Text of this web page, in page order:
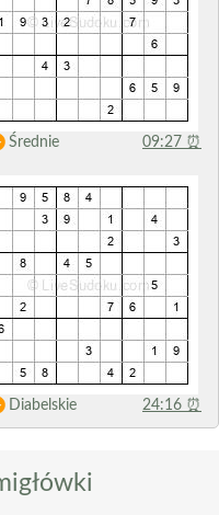
Średnie 09:27 ⏰
Diabelskie 24:16 ⏰